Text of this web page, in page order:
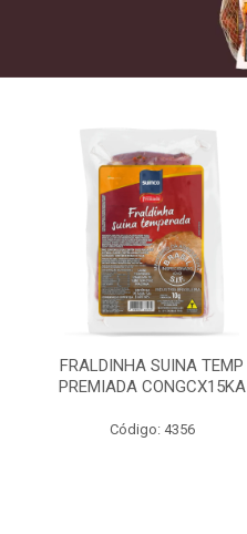
FRALDINHA SUINA TEMP
PREMIADA CONGCX15KA
Código: 4356